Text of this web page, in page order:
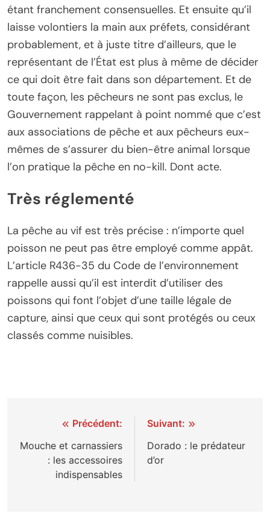
étant franchement consensuelles. Et ensuite qu’il
laisse volontiers la main aux préfets, considérant
probablement, et à juste titre d’ailleurs, que le
représentant de l’État est plus à même de décider
ce qui doit être fait dans son département. Et de
toute façon, les pêcheurs ne sont pas exclus, le
Gouvernement rappelant à point nommé que c’est
aux associations de pêche et aux pêcheurs eux-
mêmes de s’assurer du bien-être animal lorsque
l’on pratique la pêche en no-kill. Dont acte.
Très réglementé
La pêche au vif est très précise : n’importe quel
poisson ne peut pas être employé comme appât.
L’article R436-35 du Code de l’environnement
rappelle aussi qu’il est interdit d’utiliser des
poissons qui font l’objet d’une taille légale de
capture, ainsi que ceux qui sont protégés ou ceux
classés comme nuisibles.
Navigation
de
l’article
Précédent:
Mouche et carnassiers
: les accessoires
indispensables
Suivant:
Dorado : le prédateur
d’or